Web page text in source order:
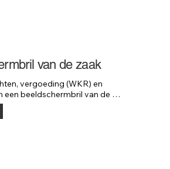
van de zaak
vergoeding (WKR) en
een beeldschermbril van de
belastingregels en